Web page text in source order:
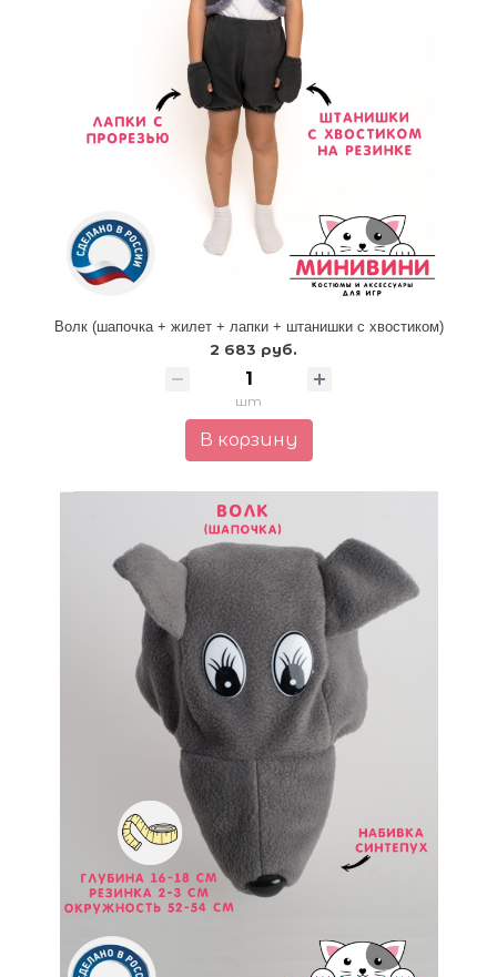
Волк (шапочка + жилет + лапки + штанишки с хвостиком)
2 683 руб.
шт
В корзину